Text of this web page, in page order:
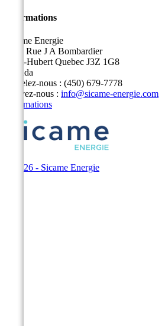
Informations
Sicame Energie
5400 Rue J A Bombardier
Saint-Hubert Quebec J3Z 1G8
Canada
Appelez-nous : (450) 679-7778
Écrivez-nous : info@sicame-energie.com
Informations
© 2026 - Sicame Energie